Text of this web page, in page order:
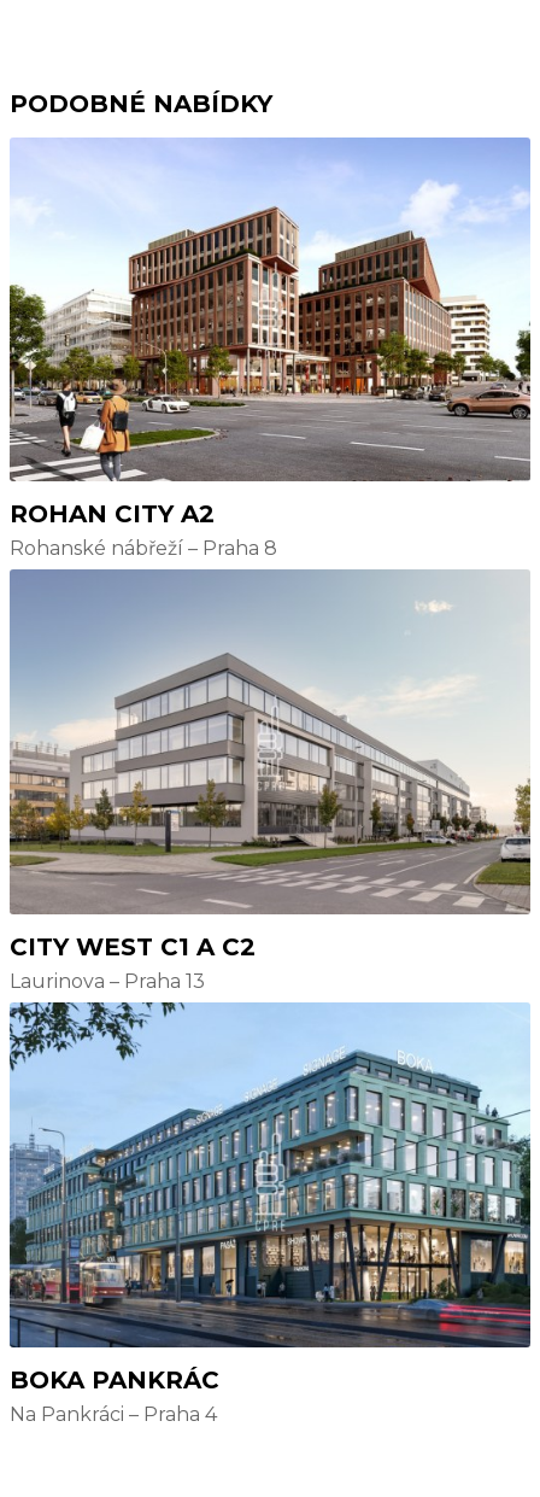
PODOBNÉ NABÍDKY
ROHAN CITY A2
Rohanské nábřeží – Praha 8
CITY WEST C1 A C2
Laurinova – Praha 13
BOKA PANKRÁC
Na Pankráci – Praha 4